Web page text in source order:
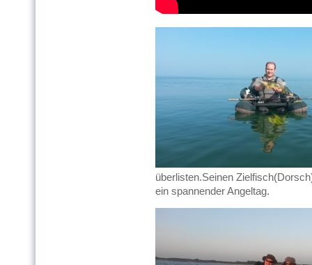
überlisten.Seinen
ein spannender Angeltag.